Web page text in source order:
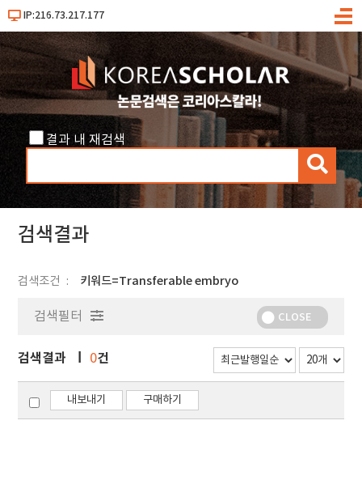
IP:216.73.217.177
메
결과 내 재검색
검
색
검색결과
검색조건 키워드=Transferable embryo
검색필터 CLOSE
검색결과 0건
내보내기 구매하기